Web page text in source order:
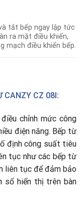
tắt bếp ngay lập tức
ra mặt điều khiển,
mạch điều khiển bếp.
CANZY CZ 08I:
chỉnh mức công
điện năng. Bếp từ
định công suất tiêu
tục như các bếp từ
liên tục để đảm bảo
số hiển thị trên bàn